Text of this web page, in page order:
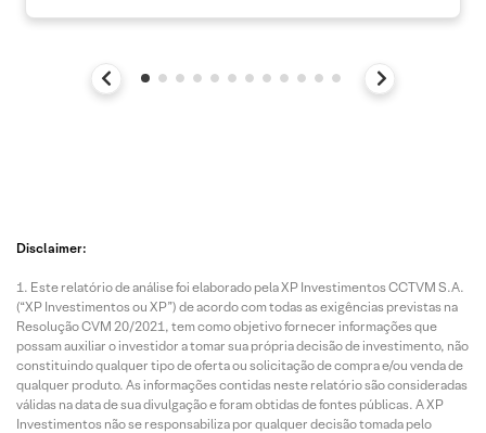
Disclaimer:
Este relatório de análise foi elaborado pela XP Investimentos CCTVM S.A.
(“XP Investimentos ou XP”) de acordo com todas as exigências previstas na
Resolução CVM 20/2021, tem como objetivo fornecer informações que
possam auxiliar o investidor a tomar sua própria decisão de investimento, não
constituindo qualquer tipo de oferta ou solicitação de compra e/ou venda de
qualquer produto. As informações contidas neste relatório são consideradas
válidas na data de sua divulgação e foram obtidas de fontes públicas. A XP
Investimentos não se responsabiliza por qualquer decisão tomada pelo